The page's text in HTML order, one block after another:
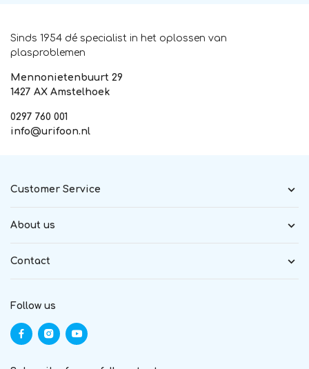
Sinds 1954 dé specialist in het oplossen van
plasproblemen
Mennonietenbuurt 29
1427 AX Amstelhoek
0297 760 001
info@urifoon.nl
Customer Service
About us
Contact
Follow us